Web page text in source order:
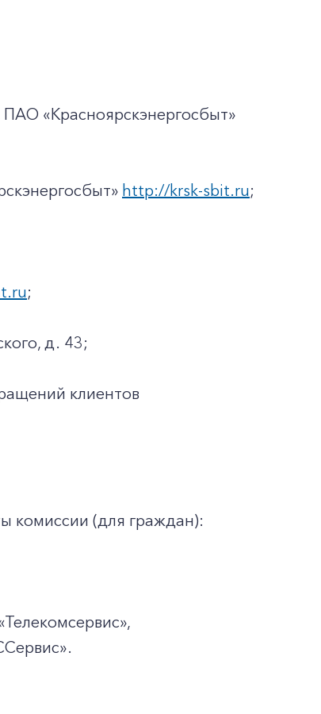
«Красноярскэнергосбыт»
http://krsk-sbit.ru;
;
д. 43;
клиентов
комиссии (для граждан):